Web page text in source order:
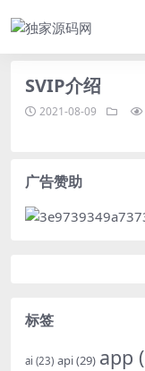
SVIP介绍
2021-08-09
广告赞助
标签
ai (23) api(29) app